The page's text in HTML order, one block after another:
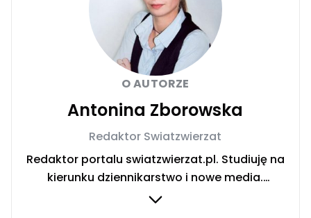
O AUTORZE
Antonina Zborowska
Redaktor Swiatzwierzat
Redaktor portalu swiatzwierzat.pl. Studiuję na
kierunku dziennikarstwo i nowe media.
Interesują mnie sprawy społeczne i wydarzenia